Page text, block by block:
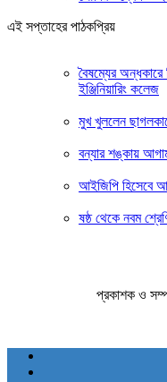
এই সপ্তাহের পাঠকপ্রিয়
বৈষম্যের
ইঞ্জিনিয়ারিং কলেজ
মুখ খুললেন
বন্যার শঙ্কায় আগাম
আইজিপি হিসেবে
ষষ্ঠ থেকে নবম
প্রকাশক ও